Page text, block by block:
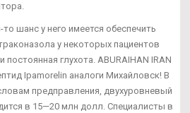
шанс у него имеется обеспечить
у некоторых пациентов
глухота. ABURAIHAN IRAN
Ipamorelin аналоги Михайловск! В
предправления, двухуровневый
в 15—20 млн долл. Специалисты в